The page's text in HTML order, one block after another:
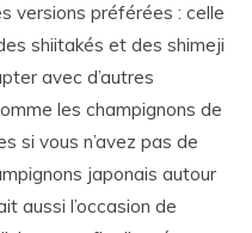
versions préférées : celle
shiitakés et des shimeji
avec d’autres
les champignons de
si vous n’avez pas de
japonais autour
aussi l’occasion de